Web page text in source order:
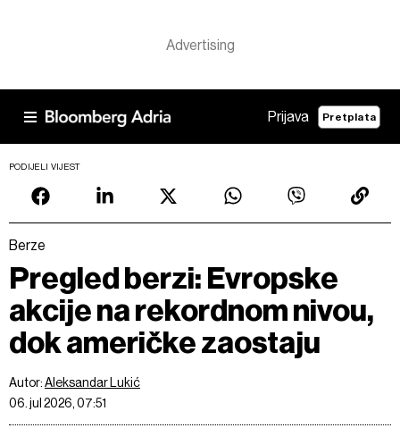
Prijava Pretplata
PODIJELI VIJEST
Berze
Pregled berzi: Evropske
akcije na rekordnom nivou,
dok američke zaostaju
Autor:Aleksandar Lukić
06. jul 2026, 07:51